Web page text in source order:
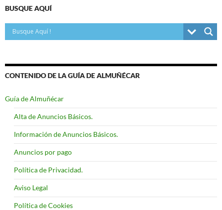
BUSQUE AQUÍ
CONTENIDO DE LA GUÍA DE ALMUÑÉCAR
Guía de Almuñécar
Alta de Anuncios Básicos.
Información de Anuncios Básicos.
Anuncios por pago
Política de Privacidad.
Aviso Legal
Política de Cookies